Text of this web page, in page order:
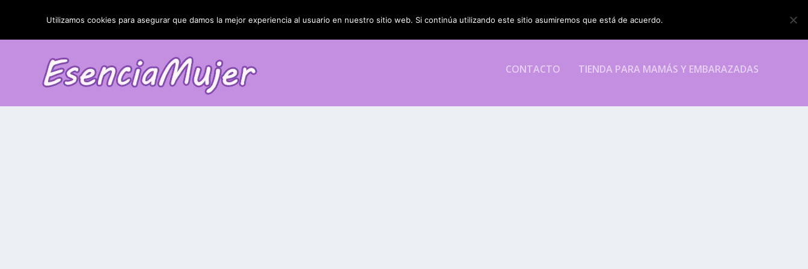
TENDENCIAS: La blefaroplastia y sus resultados
CONTACTO TIENDA PARA MAMÁS Y EMBARAZADAS
Utilizamos cookies para asegurar que damos la mejor experiencia al usuario en nuestro sitio web. Si continúa utilizando este sitio asumiremos que está de acuerdo.